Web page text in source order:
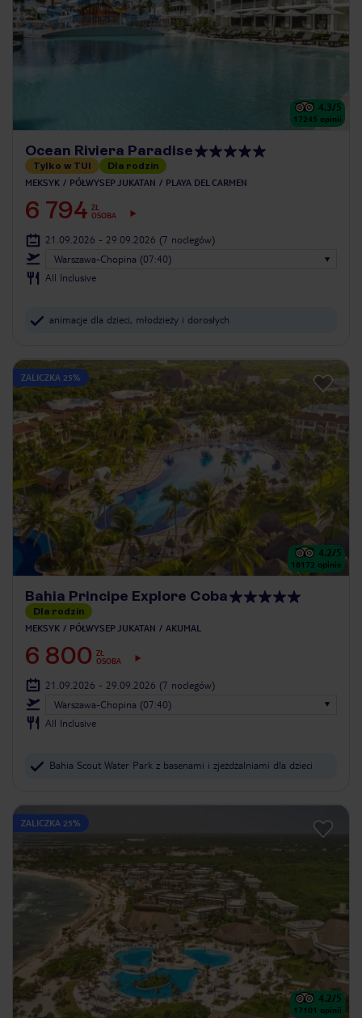
4.3/5
17245 opinii
Ocean Riviera Paradise
Tylko w TUI Dla rodzin
MEKSYK PÓŁWYSEP JUKATAN PLAYA DEL CARMEN
6 794 ZŁ
OSOBA
21.09.2026 - 29.09.2026 (7 noclegów)
Warszawa-Chopina (07:40)
All Inclusive
animacje dla dzieci, młodzieży i dorosłych
ZALICZKA 25%
4.2/5
18172 opinie
Bahia Principe Explore Coba
Dla rodzin
MEKSYK PÓŁWYSEP JUKATAN AKUMAL
6 800 ZŁ
OSOBA
21.09.2026 - 29.09.2026 (7 noclegów)
Warszawa-Chopina (07:40)
All Inclusive
Bahia Scout Water Park z basenami i zjeżdżalniami dla dzieci
ZALICZKA 25%
4.2/5
17101 opinii